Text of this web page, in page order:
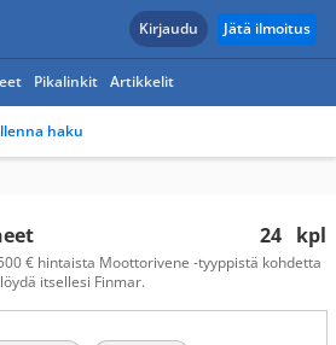
Kirjaudu Jätä ilmoitus
Pikalinkit Artikkelit
haku
24 kpl
€ hintaista Moottorivene -tyyppistä kohdetta
itsellesi Finmar.